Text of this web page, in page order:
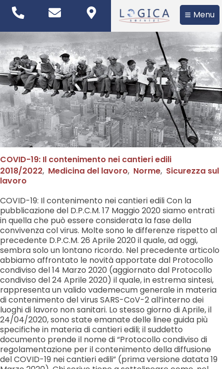
Menu
COVID-19: Il contenimento nei cantieri edili
2018/2022, Medicina del lavoro, Norme, Sicurezza sul
lavoro
​COVID-19: Il contenimento nei cantieri edili Con la
pubblicazione del D.P.C.M. 17 Maggio 2020 siamo entrati
in quella che può essere considerata la fase della
convivenza col virus. Molte sono le differenze rispetto al
precedente D.P.C.M. 26 Aprile 2020 il quale, ad oggi,
sembra solo un lontano ricordo. Nel precedente articolo
abbiamo affrontato le novità apportate dal Protocollo
condiviso del 14 Marzo 2020 (aggiornato dal Protocollo
condiviso del 24 Aprile 2020) il quale, in estrema sintesi,
rappresenta un valido vademecum generale in materia
di contenimento del virus SARS-CoV-2 all’interno dei
luoghi di lavoro non sanitari. Lo stesso giorno di Aprile, il
24/04/2020, sono state emanate delle linee guida più
specifiche in materia di cantieri edili; il suddetto
documento prende il nome di “Protocollo condiviso di
regolamentazione per il contenimento della diffusione
del COVID-19 nei cantieri edili” (prima versione datata 19